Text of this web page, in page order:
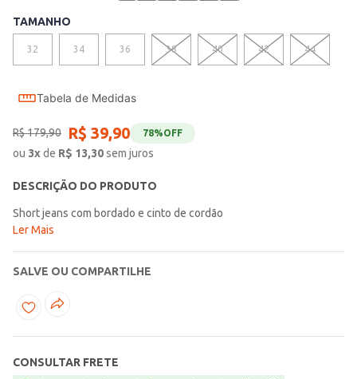
TAMANHO
32 34 36 38 40 42 44
Tabela de Medidas
R$179,90 R$ 39,90 78%OFF
ou 3xde R$ 13,30sem juros
DESCRIÇÃO DO PRODUTO
Short jeans com bordado e cinto de cordão
Ler Mais
SALVE OU COMPARTILHE
CONSULTAR FRETE